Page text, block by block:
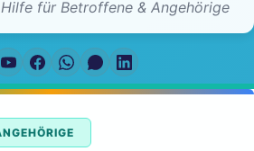
Hilfe für Betroffene & Angehörige